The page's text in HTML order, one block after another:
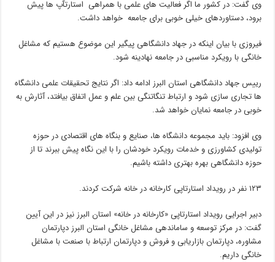
وی گفت: در کشور ما اگر فعالیت های علمی با همراهی استارتآپ ها پیش
برود، دستاوردهای خیلی خوبی برای جامعه خواهد داشت.
فیروزی با بیان اینکه در جهاد دانشگاهی پیگیر این موضوع هستیم که مشاغل
خانگی با رویکرد مناسبی در جامعه نهادینه شود.
رییس جهاد دانشگاهی استان البرز ادامه داد: اگر نتایج تحقیقات علمی دانشگاه
ها تجاری سازی شود و ارتباط تنگاتنگی بین علم و عمل اتفاق بیافتد، آثارش به
خوبی در جامعه نمایان خواهد شد.
وی افزود: باید مجموعه دانشگاه ها، صنایع و بنگاه های اقتصادی در حوزه
تولیدی کشاورزی و خدمات رویکرد خودشان را با این نگاه پیش ببرند تا از
حوزه دانشگاهی بهره بهتری داشته باشیم.
۱۲۳ نفر در رویداد استارتاپی کارخانه در خانه شرکت کردند.
دبیر اجرایی رویداد استارتاپی «کارخانه در خانه» استان البرز نیز در این آیین
گفت: در مرکز توسعه و ساماندهی مشاغل خانگی استان البرز دپارتمان
مشاوره، دپارتمان بازاریابی و فروش و دپارتمان ارتباط با صنعت با مشاغل
خانگی داریم.